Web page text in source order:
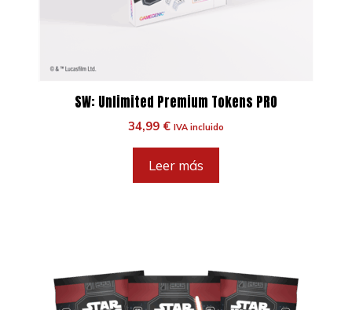
SW: Unlimited Premium Tokens PRO
34,99 € IVA incluido
Leer más